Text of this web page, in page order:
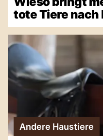
tote Tiere nach
Andere Haustiere